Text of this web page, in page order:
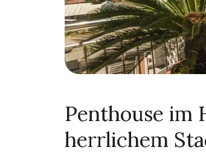
Penthouse im
herrlichem